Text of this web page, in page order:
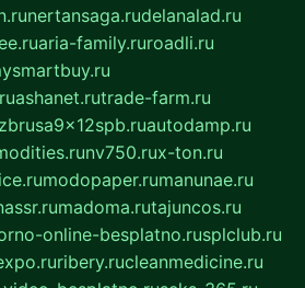
nertansaga.rudelanalad.ru
aria-family.ruroadli.ru
ashanet.rutrade-farm.ru
autodamp.ru
nv750.rux-ton.ru
modopaper.rumanunae.ru
madoma.rutajuncos.ru
online-besplatno.rusplclub.ru
ribery.rucleanmedicine.ru